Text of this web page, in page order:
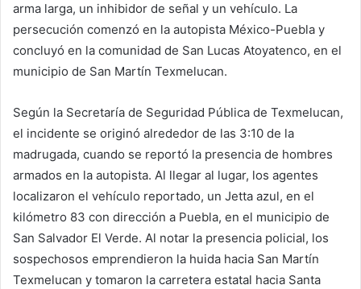
arma larga, un inhibidor de señal y un vehículo. La
persecución comenzó en la autopista México-Puebla y
concluyó en la comunidad de San Lucas Atoyatenco, en el
municipio de San Martín Texmelucan.
Según la Secretaría de Seguridad Pública de Texmelucan,
el incidente se originó alrededor de las 3:10 de la
madrugada, cuando se reportó la presencia de hombres
armados en la autopista. Al llegar al lugar, los agentes
localizaron el vehículo reportado, un Jetta azul, en el
kilómetro 83 con dirección a Puebla, en el municipio de
San Salvador El Verde. Al notar la presencia policial, los
sospechosos emprendieron la huida hacia San Martín
Texmelucan y tomaron la carretera estatal hacia Santa